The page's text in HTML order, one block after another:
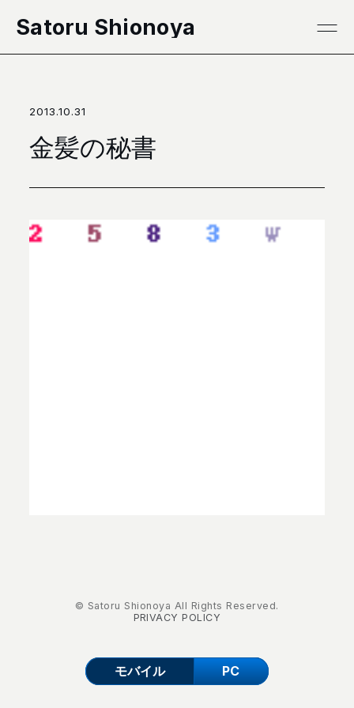
Satoru Shionoya
2013.10.31
金髪の秘書
© Satoru Shionoya All Rights Reserved.
PRIVACY POLICY
モバイル PC